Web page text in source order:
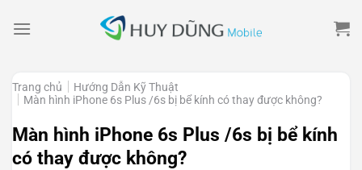
Trang chủ
Hướng Dẫn Kỹ Thuật
Màn hình iPhone 6s Plus /6s bị bể kính có thay được không?
Màn hình iPhone 6s Plus /6s bị bể kính
có thay được không?